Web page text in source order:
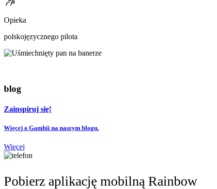
Opieka
polskojęzycznego pilota
blog
Zainspiruj się!
Więcej o Gambii na naszym blogu.
Więcej
Pobierz aplikację mobilną Rainbow